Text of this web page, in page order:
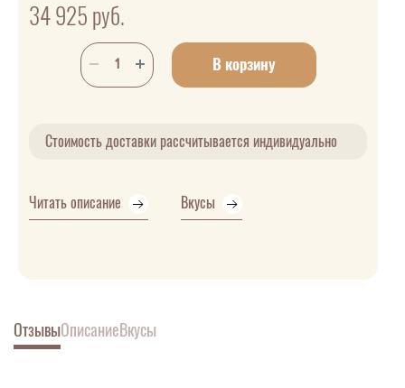
34 925 руб.
В корзину
Стоимость доставки рассчитывается индивидуально
Читать описание Вкусы
ОтзывыОписаниеВкусы